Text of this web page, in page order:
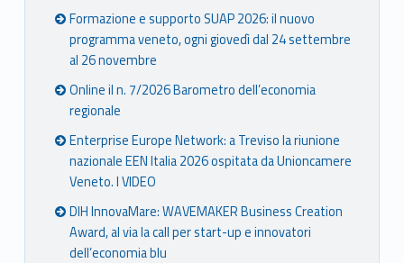
Formazione e supporto SUAP 2026: il nuovo
programma veneto, ogni giovedì dal 24 settembre
al 26 novembre
Online il n. 7/2026 Barometro dell’economia
regionale
Enterprise Europe Network: a Treviso la riunione
nazionale EEN Italia 2026 ospitata da Unioncamere
Veneto. I VIDEO
DIH InnovaMare: WAVEMAKER Business Creation
Award, al via la call per start-up e innovatori
dell’economia blu